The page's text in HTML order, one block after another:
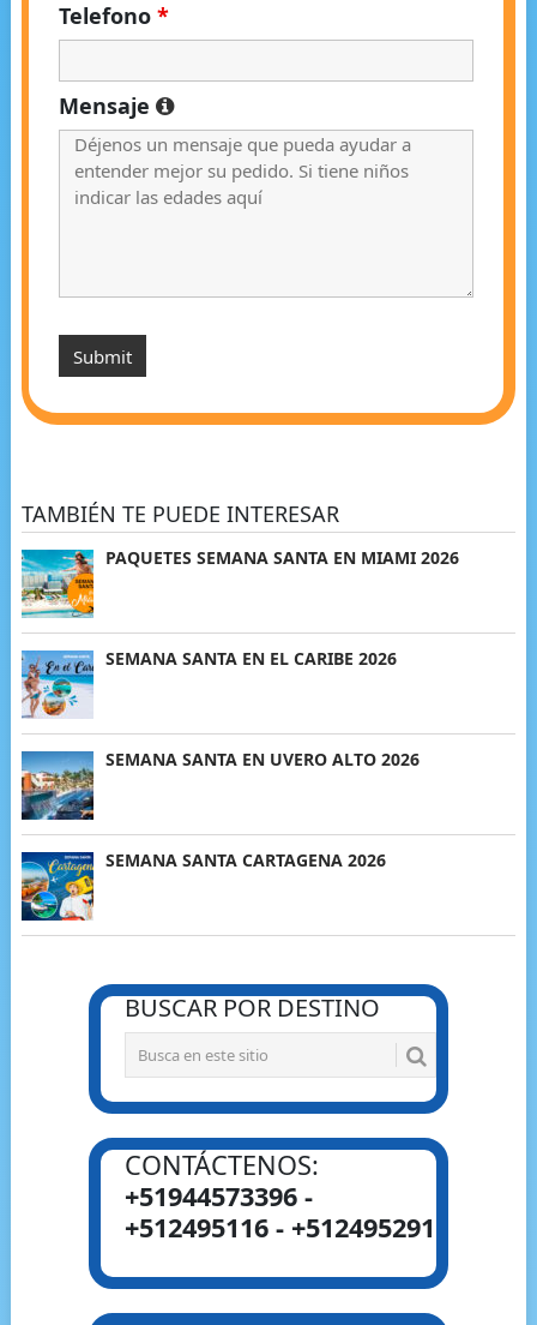
Telefono *
Mensaje
TAMBIÉN TE PUEDE INTERESAR
PAQUETES SEMANA SANTA EN MIAMI 2026
SEMANA SANTA EN EL CARIBE 2026
SEMANA SANTA EN UVERO ALTO 2026
SEMANA SANTA CARTAGENA 2026
BUSCAR POR DESTINO
CONTÁCTENOS:
+51944573396 -
+512495116 - +512495291